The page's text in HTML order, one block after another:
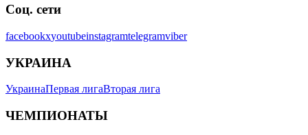
Соц. сети
facebookxyoutubeinstagramtelegramviber
УКРАИНА
УкраинаПервая лигаВторая лига
ЧЕМПИОНАТЫ